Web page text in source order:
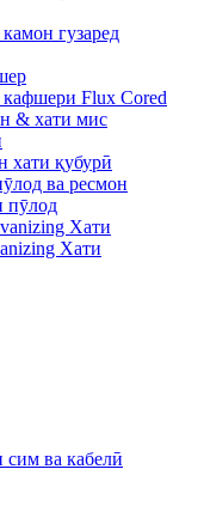
гузаред
Flux Cored
& хати мис
хати қубурӣ
ва ресмон
пӯлод
Хати
Хати
ва кабелӣ